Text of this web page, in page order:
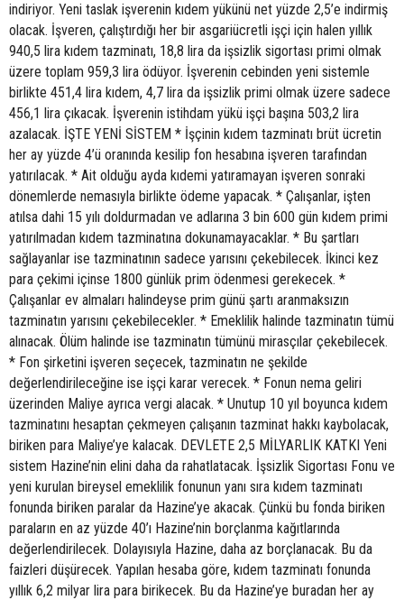
indiriyor. Yeni taslak işverenin kıdem yükünü net yüzde 2,5’e indirmiş
olacak. İşveren, çalıştırdığı her bir asgariücretli işçi için halen yıllık
940,5 lira kıdem tazminatı, 18,8 lira da işsizlik sigortası primi olmak
üzere toplam 959,3 lira ödüyor. İşverenin cebinden yeni sistemle
birlikte 451,4 lira kıdem, 4,7 lira da işsizlik primi olmak üzere sadece
456,1 lira çıkacak. İşverenin istihdam yükü işçi başına 503,2 lira
azalacak. İŞTE YENİ SİSTEM * İşçinin kıdem tazminatı brüt ücretin
her ay yüzde 4’ü oranında kesilip fon hesabına işveren tarafından
yatırılacak. * Ait olduğu ayda kıdemi yatıramayan işveren sonraki
dönemlerde nemasıyla birlikte ödeme yapacak. * Çalışanlar, işten
atılsa dahi 15 yılı doldurmadan ve adlarına 3 bin 600 gün kıdem primi
yatırılmadan kıdem tazminatına dokunamayacaklar. * Bu şartları
sağlayanlar ise tazminatının sadece yarısını çekebilecek. İkinci kez
para çekimi içinse 1800 günlük prim ödenmesi gerekecek. *
Çalışanlar ev almaları halindeyse prim günü şartı aranmaksızın
tazminatın yarısını çekebilecekler. * Emeklilik halinde tazminatın tümü
alınacak. Ölüm halinde ise tazminatın tümünü mirasçılar çekebilecek.
* Fon şirketini işveren seçecek, tazminatın ne şekilde
değerlendirileceğine ise işçi karar verecek. * Fonun nema geliri
üzerinden Maliye ayrıca vergi alacak. * Unutup 10 yıl boyunca kıdem
tazminatını hesaptan çekmeyen çalışanın tazminat hakkı kaybolacak,
biriken para Maliye’ye kalacak. DEVLETE 2,5 MİLYARLIK KATKI Yeni
sistem Hazine’nin elini daha da rahatlatacak. İşsizlik Sigortası Fonu ve
yeni kurulan bireysel emeklilik fonunun yanı sıra kıdem tazminatı
fonunda biriken paralar da Hazine’ye akacak. Çünkü bu fonda biriken
paraların en az yüzde 40’ı Hazine’nin borçlanma kağıtlarında
değerlendirilecek. Dolayısıyla Hazine, daha az borçlanacak. Bu da
faizleri düşürecek. Yapılan hesaba göre, kıdem tazminatı fonunda
yıllık 6,2 milyar lira para birikecek. Bu da Hazine’ye buradan her ay